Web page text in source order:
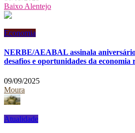
Baixo Alentejo
Economia
NERBE/AEABAL assinala
desafios e oportunidades da economia
09/09/2025
Moura
Atualidade